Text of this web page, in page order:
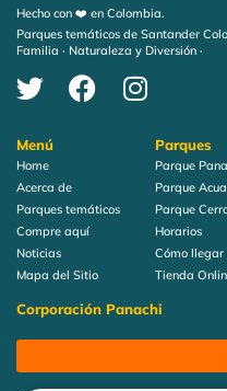
Hecho con ❤️ en Colombia.
Parques temáticos de Santander
Familia · Naturaleza y Diversión ·
Menú
Home
Acerca de
Parques temáticos
Compre aquí
Noticias
Mapa del Sitio
Parques
Parque
Parque
Parque
Horarios
Cómo llegar
Tienda
Corporación Panachi